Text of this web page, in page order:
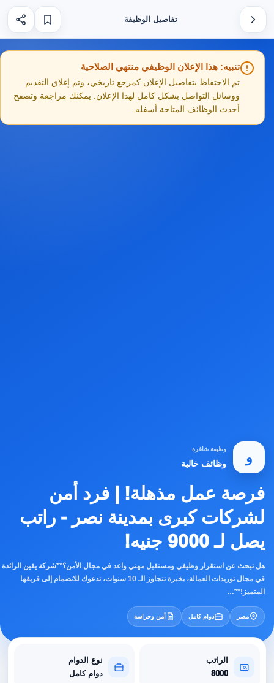
تفاصيل الوظيفة
تنبيه: هذا الإعلان الوظيفي منتهي الصلاحية
تم الاحتفاظ بتفاصيل الإعلان كمرجع تاريخي، وتم إغلاق التقديم
ووسائل التواصل بشكل كامل لهذا الإعلان. يمكنك مراجعة وتصفح
أحدث الوظائف المتاحة أسفله.
و
وظيفة شاغرة
وظائف خالية
فرصة عمل مذهلة! | فرد أمن
لشركات كبرى بمدينة نصر - راتب
يصل لـ 9000 جنيه!
هل تبحث عن استقرار وظيفي ومستقبل مهني واعد في مجال الأمن؟**شركة يقين الرائدة
في مجال توريدات العمالة، بخبرة تتجاوز الـ 10 سنوات، تدعوك للانضمام إلى فريقها
المتميز!**…
مصر دوام كامل أمن وحراسة
الراتب
8000
نوع الدوام
دوام كامل